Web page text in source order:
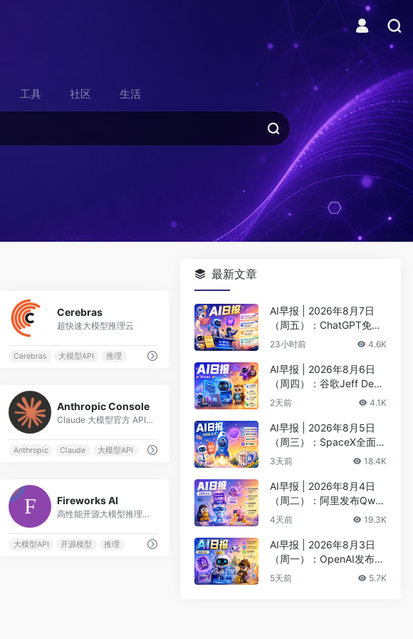
工具 社区 生活
Cerebras
超快速大模型推理云
Cerebras 大模型API 推理
Anthropic Console
Claude 大模型官方 API 平台
Anthropic Claude 大模型API
Fireworks AI
高性能开源大模型推理平台
大模型API 开源模型 推理
最新文章
AI早报 | 2026年8月7日
（周五）：ChatGPT免费
版升级GPT-5.6 Luna无限
萨比斯卸任CEO
23小时前 4.6K
AI早报 | 2026年8月6日
（周四）：谷歌Jeff Dean
创办AI科学公司、Meta发
2天前 4.1K
AI早报 | 2026年8月5日
（周三）：SpaceX全面押
注英伟达布局太空AI、四
3天前 18.4K
AI早报 | 2026年8月4日
（周二）：阿里发布Qwen
3.8-Max旗舰模型、MiniM
4天前 19.3K
AI早报 | 2026年8月3日
（周一）：OpenAI发布Pr
esence、DNA证据被曝可
5天前 5.7K